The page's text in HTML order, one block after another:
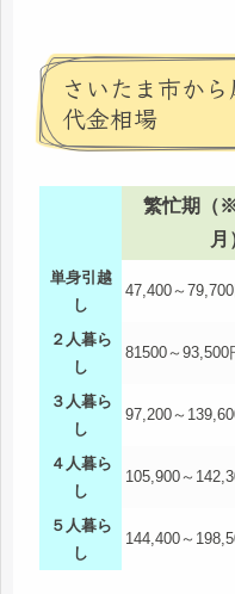
さいたま市か
代金相場
繁忙期（
月
単身引越
し
47,400～79,700
２人暮ら
し
81500～93,500
３人暮ら
し
97,200～
４人暮ら
し
105,900～
５人暮ら
し
144,400～